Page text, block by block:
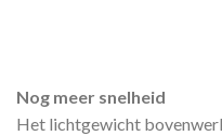
Nog meer snelheid
Het lichtgewicht